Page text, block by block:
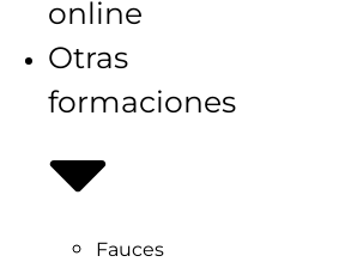
online
Otras
formaciones
Fauces